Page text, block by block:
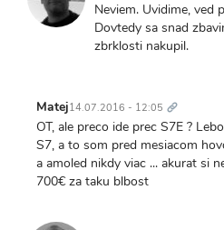
Neviem. Uvidime, ved
Dovtedy sa snad
zbrklosti nakupil.
Matej14.07.2016 - 12:05 odkaz
OT, ale preco ide prec S7E ?
S7, a to som pred mesiacom
a amoled nikdy viac ... akurat si
700€ za taku blbost